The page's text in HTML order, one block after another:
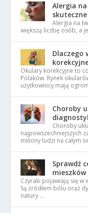
Alergia
Alergia na
większą liczbę osób, a
Dlaczego
Okulary korekcyjne to
Polaków. Rynek
użytkownicy mają
Choroby
Choroby
najpowszechniejszych
miliony ludzi na całym
Sprawdź
mieszków
Czyraki pojawiają się w
Są źródłem bólu oraz
natury …